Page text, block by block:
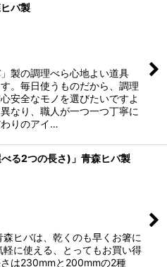
バ製
製の調理べら心地よい道具
。毎日使うものだから、調理
安全なモノを選びたいですよ
なり、職人が一つ一つ丁寧に
りのアイ…
る2つの長さ)」青森ヒバ製
ヒバは、乾くのも早くお箸に
に使える、とってもお買い得
は230mmと200mmの2種